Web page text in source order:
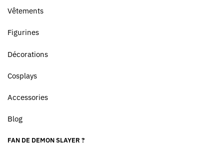
Vêtements
Figurines
Décorations
Cosplays
Accessories
Blog
FAN DE DEMON SLAYER ?